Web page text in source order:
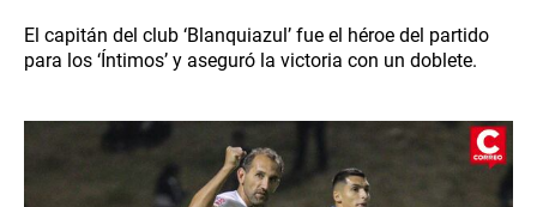
El capitán del club ‘Blanquiazul’ fue el héroe del partido
para los ‘Íntimos’ y aseguró la victoria con un doblete.